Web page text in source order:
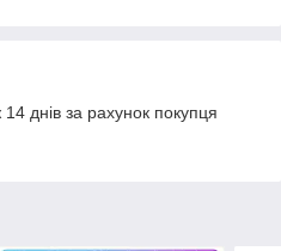
днів за рахунок покупця